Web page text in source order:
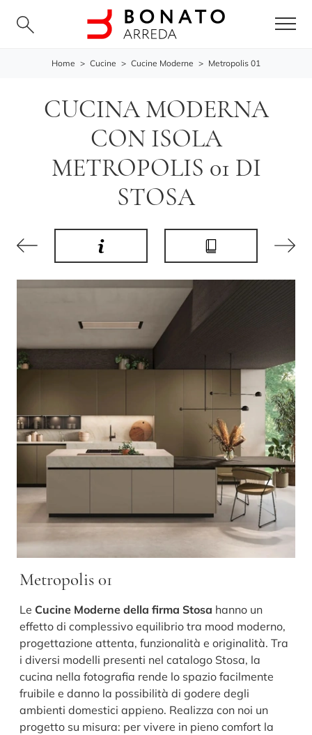
Home > Cucine > Cucine Moderne > Metropolis 01
CUCINA MODERNA
CON ISOLA
METROPOLIS 01 DI
STOSA
Metropolis 01
Le Cucine Moderne della firma Stosa hanno un
effetto di complessivo equilibrio tra mood moderno,
progettazione attenta, funzionalità e originalità. Tra
i diversi modelli presenti nel catalogo Stosa, la
cucina nella fotografia rende lo spazio facilmente
fruibile e danno la possibilità di godere degli
ambienti domestici appieno. Realizza con noi un
progetto su misura: per vivere in pieno comfort la